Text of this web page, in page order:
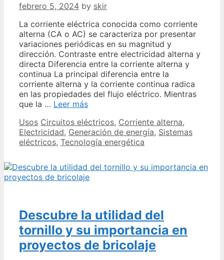
febrero 5, 2024 by skir
La corriente eléctrica conocida como corriente
alterna (CA o AC) se caracteriza por presentar
variaciones periódicas en su magnitud y
dirección. Contraste entre electricidad alterna y
directa Diferencia entre la corriente alterna y
continua La principal diferencia entre la
corriente alterna y la corriente continua radica
en las propiedades del flujo eléctrico. Mientras
que la … Leer másDescubre
usos
de
la
alterna
y
sus
la
corriente
continua
Categories
Usos Tags
Circuitos eléctricos, Corriente alterna,
Electricidad, Generación de energía, Sistemas
eléctricos, Tecnología energética
Descubre la utilidad del
tornillo y su importancia en
proyectos de bricolaje